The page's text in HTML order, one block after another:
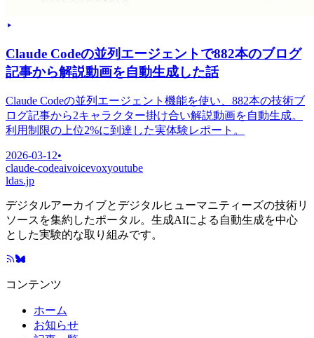
Claude Codeの並列エージェントで882本のブログ
記事から解説動画を自動生成した話
Claude Codeの並列エージェント機能を使い、882本の技術ブ
ログ記事から2キャラクター掛け合い解説動画を自動生成。
利用制限の上位2%に到達した実体験レポート。
2026-03-12•
claude-codeaivoicevoxyoutube
ldas.jp
デジタルアーカイブとデジタルヒューマニティーズの技術リ
ソースを集約したポータル。生成AIによる自動生成を中心
とした実験的な取り組みです。
コンテンツ
ホーム
お知らせ